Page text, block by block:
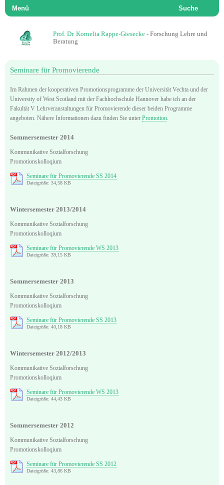
Menü Suche
Prof. Dr. Kornelia Rappe-Giesecke - Forschung Lehre und
Beratung
Seminare für Promovierende
Im Rahmen der kooperativen Promotionsprogramme der Universität Vechta und der
University of West Scotland mit der Fachhochschule Hannover habe ich an der
Fakultät V Lehrveranstaltungen für Promovierende dieser beiden Programme
angeboten. Nähere Informationen dazu finden Sie unter Promotion
Sommersemester 2014
Kommunikative Sozialforschung
Promotionskolloqium
Seminare für Promovierende SS 2014
Dateigröße: 34,58 KB
Wintersemester 2013/2014
Kommunikative Sozialforschung
Promotionskolloqium
Seminare für Promovierende WS 2013
Dateigröße: 39,15 KB
Sommersemester 2013
Kommunikative Sozialforschung
Promotionskolloqium
Seminare für Promovierende SS 2013
Dateigröße: 40,18 KB
Wintersemester 2012/2013
Kommunikative Sozialforschung
Promotionskolloqium
Seminare für Promovierende WS 2013
Dateigröße: 44,43 KB
Sommersemester 2012
Kommunikative Sozialforschung
Promotionskolloqium
Seminare für Promovierende SS 2012
Dateigröße: 43,86 KB